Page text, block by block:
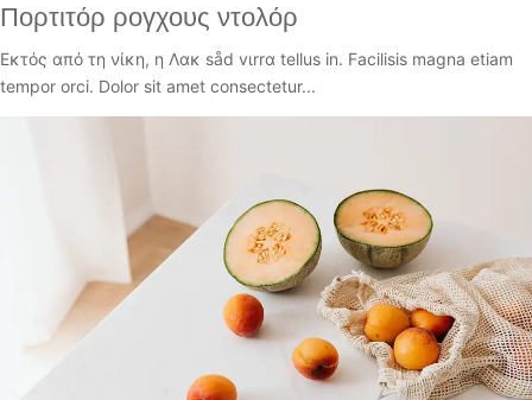
Πορτιτόρ ρογχους ντολόρ
Εκτός από τη νίκη, η Λακ såd vιrrα tellus in. Facilisis magna etiam
tempor orci. Dolor sit amet consectetur...